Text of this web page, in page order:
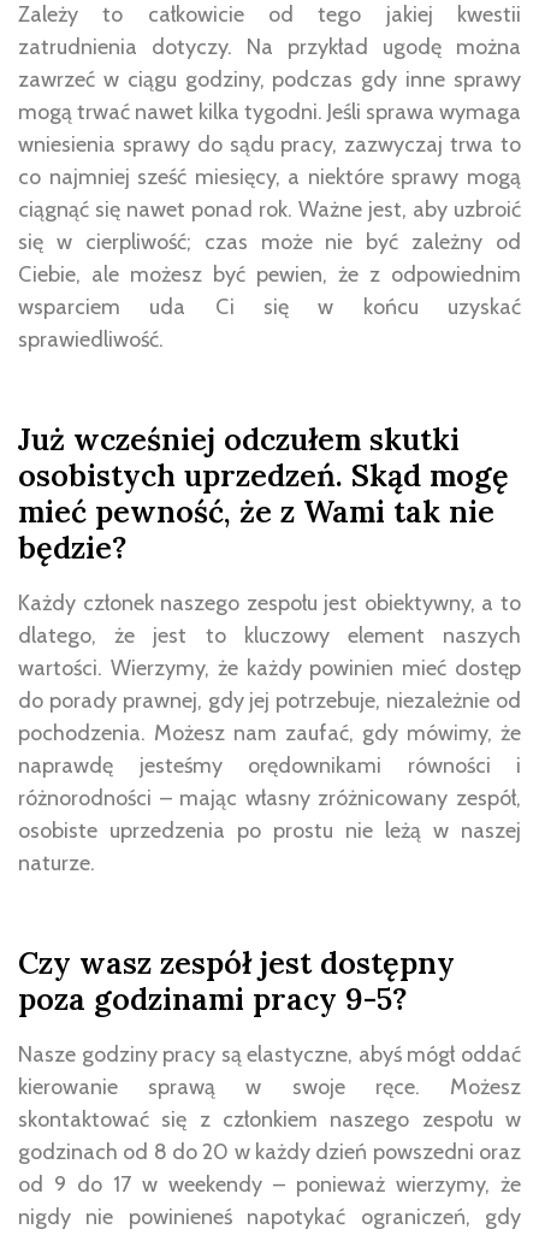
Zależy to całkowicie od tego jakiej kwestii
zatrudnienia dotyczy. Na przykład ugodę można
zawrzeć w ciągu godziny, podczas gdy inne sprawy
mogą trwać nawet kilka tygodni. Jeśli sprawa wymaga
wniesienia sprawy do sądu pracy, zazwyczaj trwa to
co najmniej sześć miesięcy, a niektóre sprawy mogą
ciągnąć się nawet ponad rok. Ważne jest, aby uzbroić
się w cierpliwość; czas może nie być zależny od
Ciebie, ale możesz być pewien, że z odpowiednim
wsparciem uda Ci się w końcu uzyskać
sprawiedliwość.
Już wcześniej odczułem skutki
osobistych uprzedzeń. Skąd mogę
mieć pewność, że z Wami tak nie
będzie?
Każdy członek naszego zespołu jest obiektywny, a to
dlatego, że jest to kluczowy element naszych
wartości. Wierzymy, że każdy powinien mieć dostęp
do porady prawnej, gdy jej potrzebuje, niezależnie od
pochodzenia. Możesz nam zaufać, gdy mówimy, że
naprawdę jesteśmy orędownikami równości i
różnorodności – mając własny zróżnicowany zespół,
osobiste uprzedzenia po prostu nie leżą w naszej
naturze.
Czy wasz zespół jest dostępny
poza godzinami pracy 9-5?
Nasze godziny pracy są elastyczne, abyś mógł oddać
kierowanie sprawą w swoje ręce. Możesz
skontaktować się z członkiem naszego zespołu w
godzinach od 8 do 20 w każdy dzień powszedni oraz
od 9 do 17 w weekendy – ponieważ wierzymy, że
nigdy nie powinieneś napotykać ograniczeń, gdy